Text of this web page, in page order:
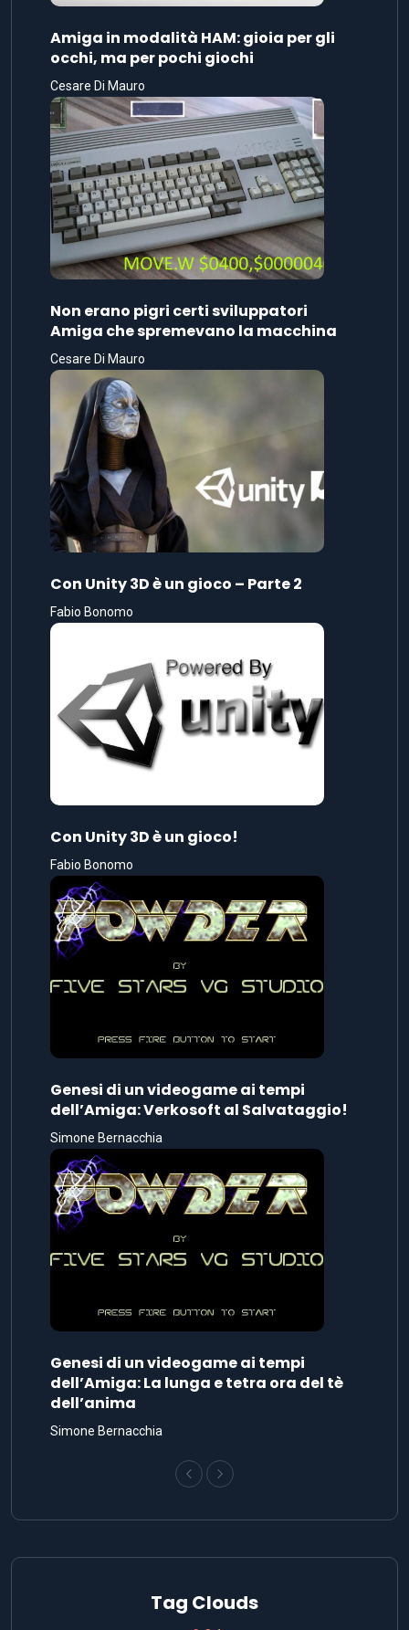
Amiga in modalità HAM: gioia per gli
occhi, ma per pochi giochi
Cesare Di Mauro
Non erano pigri certi sviluppatori
Amiga che spremevano la macchina
Cesare Di Mauro
Con Unity 3D è un gioco – Parte 2
Fabio Bonomo
Con Unity 3D è un gioco!
Fabio Bonomo
Genesi di un videogame ai tempi
dell’Amiga: Verkosoft al Salvataggio!
Simone Bernacchia
Genesi di un videogame ai tempi
dell’Amiga: La lunga e tetra ora del tè
dell’anima
Simone Bernacchia
Tag Clouds